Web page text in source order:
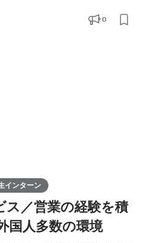
きたら商談同席 📍ポイント
雰囲気はYouTubeで『Funtoco(フ
0
インターン
ス／営業の経験を積
国人多数の環境